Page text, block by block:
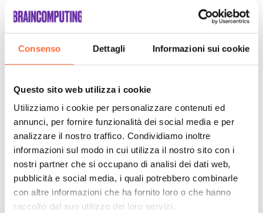
Consenso Dettagli Informazioni sui cookie
Questo sito web utilizza i cookie
Utilizziamo i cookie per personalizzare contenuti ed
annunci, per fornire funzionalità dei social media e per
analizzare il nostro traffico. Condividiamo inoltre
informazioni sul modo in cui utilizza il nostro sito con i
nostri partner che si occupano di analisi dei dati web,
pubblicità e social media, i quali potrebbero combinarle
con altre informazioni che ha fornito loro o che hanno
raccolto dal suo utilizzo dei loro servizi.